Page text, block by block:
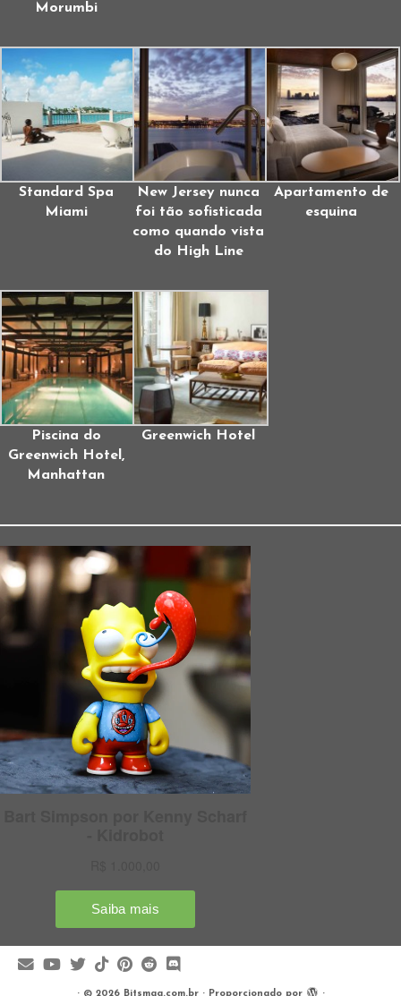
Morumbi
Standard Spa
Miami
New Jersey nunca
foi tão sofisticada
como quando vista
do High Line
Apartamento de
esquina
Piscina do
Greenwich Hotel,
Manhattan
Greenwich Hotel
· © 2026 Bitsmag.com.br· Proporcionado por ·